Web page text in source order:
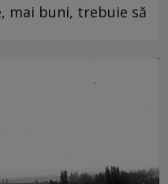
mai buni, trebuie să